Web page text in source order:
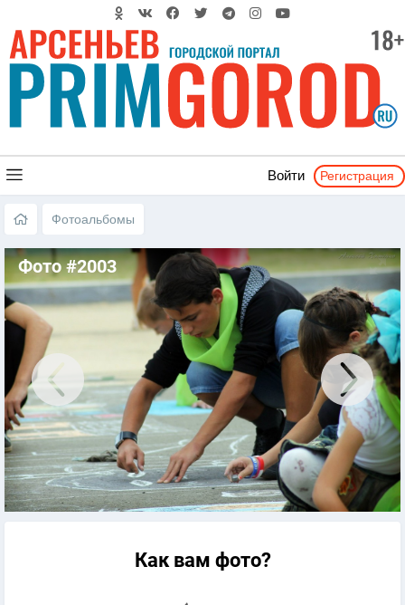
Войти Регистрация
Фотоальбомы
Фото #2003
Как вам фото?